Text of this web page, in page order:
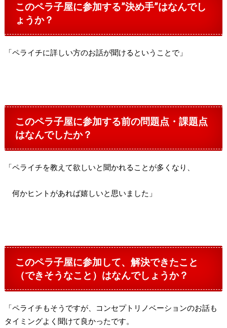
このペラ子屋に参加する”決め手”はなんでし
ょうか？
「ペライチに詳しい方のお話が聞けるということで」
このペラ子屋に参加する前の問題点・課題点
はなんでしたか？
「ペライチを教えて欲しいと聞かれることが多くなり、
何かヒントがあれば嬉しいと思いました」
このペラ子屋に参加して、解決できたこと
（できそうなこと）はなんでしょうか？
「ペライチもそうですが、コンセプトリノベーションのお話も
タイミングよく聞けて良かったです。